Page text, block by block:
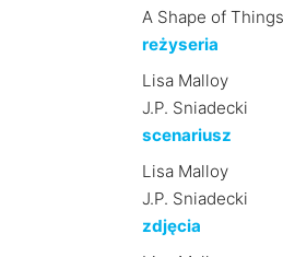
A Shape of
reżyseria
Lisa Malloy
J.P. Sniadecki
scenariusz
Lisa Malloy
J.P. Sniadecki
zdjęcia